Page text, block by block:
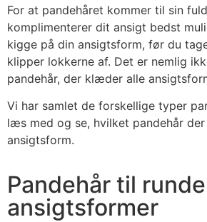
For at pandehåret kommer til sin
komplimenterer dit ansigt bedst
kigge på din ansigtsform, før du
klipper lokkerne af. Det er nemlig
pandehår, der klæder alle
Vi har samlet de forskellige typer
læs med og se, hvilket pandehår
ansigtsform.
Pandehår til runde
ansigtsformer